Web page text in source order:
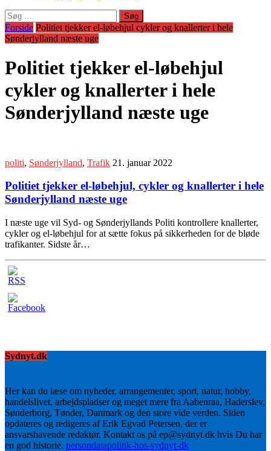
Søg
efter:
Forside Politiet tjekker el-løbehjul cykler og knallerter i hele
Sønderjylland næste uge
Politiet tjekker el-løbehjul
cykler og knallerter i hele
Sønderjylland næste uge
politi, Sønderjylland, Trafik 21. januar 2022
Politiet tjekker el-løbehjul, cykler og knallerter i hele
Sønderjylland næste uge
I næste uge vil Syd- og Sønderjyllands Politi kontrollere knallerter,
cykler og el-løbehjul for at sætte fokus på sikkerheden for de bløde
trafikanter. Sidste år…
Sydnyt.dk
Her kan du læse om nyheder, arrangementer, sport, natur, hobby,
handelslivet, arbejdspladser og meget mere fra Aabenraa, Haderslev,
Sønderborg, Tønder, Danmark og den store vide verden. Siden
opdateres og redigeres af Erik Egvad Petersen, der er
ansvarshavende redaktør. Kontakt os på ep@sydnyt.dk hvis Du har
en god historie. persondatapolitik-hos-sydnyt-dk